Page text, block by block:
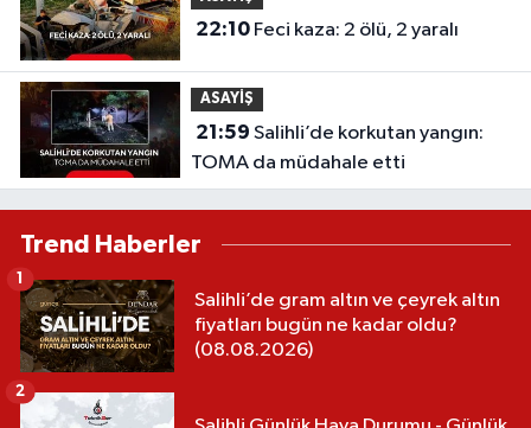
22:10 Feci kaza: 2 ölü, 2 yaralı
ASAYİŞ
21:59
TOMA da müdahale etti
Trend Haberler
Salihli’de gram altın ve çeyrek altın
fiyatları bugün ne kadar oldu?
(08.08.2026)
1
2